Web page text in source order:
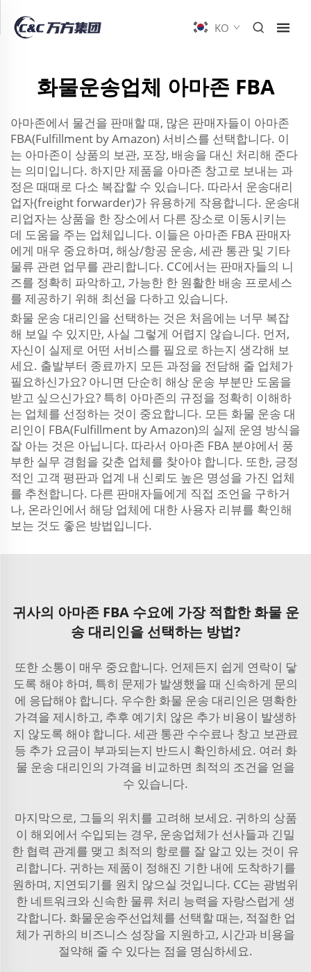
KO
화물운송업체 아마존 FBA
아마존에서 물건을 판매할 때, 많은 판매자들이 아마존
FBA(Fulfillment by Amazon) 서비스를 선택합니다. 이
는 아마존이 상품의 보관, 포장, 배송을 대신 처리해 준다
는 의미입니다. 하지만 제품을 아마존 창고로 보내는 과
정은 때때로 다소 복잡할 수 있습니다. 따라서 운송대리
업자(freight forwarder)가 유용하게 작용합니다. 운송대
리업자는 상품을 한 장소에서 다른 장소로 이동시키는
데 도움을 주는 업체입니다. 이들은 아마존 FBA 판매자
에게 매우 중요하며, 해상/항공 운송, 세관 통관 및 기타
물류 관련 업무를 관리합니다. CC에서는 판매자들의 니
즈를 정확히 파악하고, 가능한 한 원활한 배송 프로세스
를 제공하기 위해 최선을 다하고 있습니다.
화물 운송 대리인을 선택하는 것은 처음에는 너무 복잡
해 보일 수 있지만, 사실 그렇게 어렵지 않습니다. 먼저,
자신이 실제로 어떤 서비스를 필요로 하는지 생각해 보
세요. 출발부터 종료까지 모든 과정을 전담해 줄 업체가
필요하신가요? 아니면 단순히 해상 운송 부분만 도움을
받고 싶으신가요? 특히 아마존의 규정을 정확히 이해하
는 업체를 선정하는 것이 중요합니다. 모든 화물 운송 대
리인이 FBA(Fulfillment by Amazon)의 실제 운영 방식을
잘 아는 것은 아닙니다. 따라서 아마존 FBA 분야에서 풍
부한 실무 경험을 갖춘 업체를 찾아야 합니다. 또한, 긍정
적인 고객 평판과 업계 내 신뢰도 높은 명성을 가진 업체
를 추천합니다. 다른 판매자들에게 직접 조언을 구하거
나, 온라인에서 해당 업체에 대한 사용자 리뷰를 확인해
보는 것도 좋은 방법입니다.
귀사의 아마존 FBA 수요에 가장 적합한 화물 운
송 대리인을 선택하는 방법?
또한 소통이 매우 중요합니다. 언제든지 쉽게 연락이 닿
도록 해야 하며, 특히 문제가 발생했을 때 신속하게 문의
에 응답해야 합니다. 우수한 화물 운송 대리인은 명확한
가격을 제시하고, 추후 예기치 않은 추가 비용이 발생하
지 않도록 해야 합니다. 세관 통관 수수료나 창고 보관료
등 추가 요금이 부과되는지 반드시 확인하세요. 여러 화
물 운송 대리인의 가격을 비교하면 최적의 조건을 얻을
수 있습니다.
마지막으로, 그들의 위치를 고려해 보세요. 귀하의 상품
이 해외에서 수입되는 경우, 운송업체가 선사들과 긴밀
한 협력 관계를 맺고 최적의 항로를 잘 알고 있는 것이 유
리합니다. 귀하는 제품이 정해진 기한 내에 도착하기를
원하며, 지연되기를 원치 않으실 것입니다. CC는 광범위
한 네트워크와 신속한 물류 처리 능력을 자랑스럽게 생
각합니다. 화물운송주선업체를 선택할 때는, 적절한 업
체가 귀하의 비즈니스 성장을 지원하고, 시간과 비용을
절약해 줄 수 있다는 점을 명심하세요.